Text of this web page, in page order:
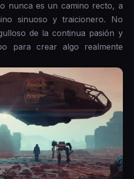
nunca es un camino recto, a
sinuoso y traicionero. No
de la continua pasión y
para crear algo realmente